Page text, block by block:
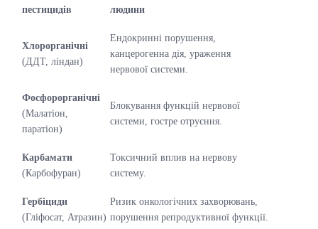
пестицидів
людини
Хлорорганічні
(ДДТ, ліндан)
Ендокринні порушення,
канцерогенна дія, ураження
нервової системи.
Фосфорорганічні
(Малатіон,
паратіон)
Блокування функцій нервової
системи, гостре отруєння.
Карбамати
(Карбофуран)
Токсичний вплив на нервову
систему.
Гербіциди
(Гліфосат, Атразин)
Ризик онкологічних захворювань,
порушення репродуктивної функції.